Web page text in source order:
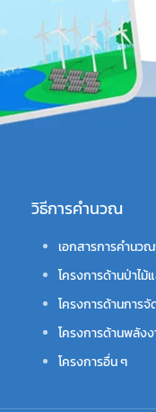
วิธีการคำนวณ
เอกสารการคำนว
โครงการด้านป่าไม้
โครงการด้านการ
โครงการด้านพลัง
โครงการอื่น ๆ